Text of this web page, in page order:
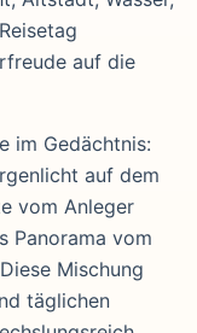
auf die
im Gedächtnis:
auf dem
vom Anleger
Panorama vom
Mischung
täglichen